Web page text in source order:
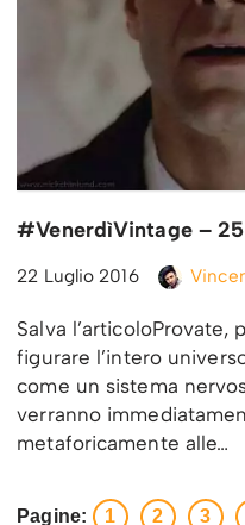
#VenerdìVintage –
22 Luglio 2016
Salva l’articoloProvate,
figurare l’intero
come un sistema
verranno
metaforicamente alle…
Pagine: 1 2 3